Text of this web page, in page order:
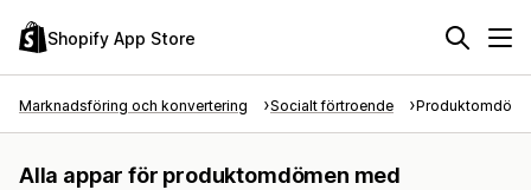
Shopify App Store
Marknadsföring och konvertering Socialt förtroende
Alla appar för produktomdömen med